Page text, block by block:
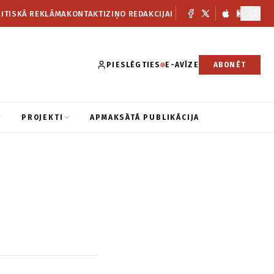
REKLĀMAKONTAKTIZIŅO REDAKCIJAI
PIESLĒGTIES E-AVĪZE ABONĒT
PROJEKTI APMAKSĀTĀ PUBLIKĀCIJA